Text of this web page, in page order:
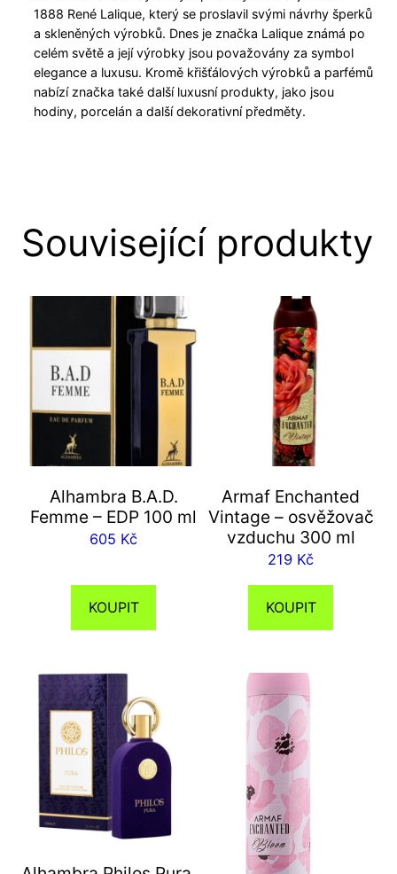
1888 René Lalique, který se proslavil svými návrhy šperků
a skleněných výrobků. Dnes je značka Lalique známá po
celém světě a její výrobky jsou považovány za symbol
elegance a luxusu. Kromě křišťálových výrobků a parfémů
nabízí značka také další luxusní produkty, jako jsou
hodiny, porcelán a další dekorativní předměty.
Související produkty
Alhambra B.A.D.
Femme – EDP 100 ml
605 Kč
KOUPIT
Armaf Enchanted
Vintage – osvěžovač
vzduchu 300 ml
219 Kč
KOUPIT